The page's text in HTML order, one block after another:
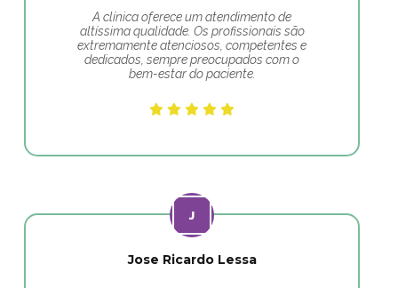
A clínica oferece um atendimento de
altíssima qualidade. Os profissionais são
extremamente atenciosos, competentes e
dedicados, sempre preocupados com o
bem-estar do paciente.
Jose Ricardo Lessa